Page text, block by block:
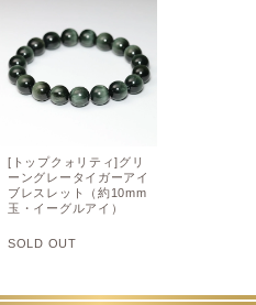
[トップクォリティ]グリ
ーングレータイガーアイ
ブレスレット（約10mm
玉・イーグルアイ）
SOLD OUT